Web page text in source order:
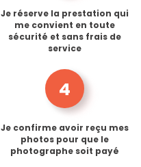
Je réserve la prestation qui
me convient en toute
sécurité et sans frais de
service
4
Je confirme avoir reçu mes
photos pour que le
photographe soit payé